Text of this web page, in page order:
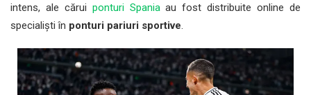
intens, ale cărui ponturi Spaniaau fost distribuite online de
specialiști în ponturi pariuri sportive.